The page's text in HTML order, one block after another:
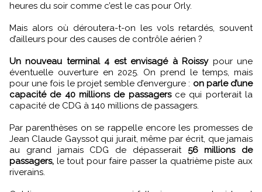
heures du soir comme c’est le cas pour Orly.
Mais alors où déroutera-t-on les vols retardés, souvent
d’ailleurs pour des causes de contrôle aérien ?
Un nouveau terminal 4 est envisagé à Roissy pour une
éventuelle ouverture en 2025. On prend le temps, mais
pour une fois le projet semble d’envergure : on parle d’une
capacité de 40 millions de passagersce qui porterait la
capacité de CDG à 140 millions de passagers.
Par parenthèses on se rappelle encore les promesses de
Jean Claude Gayssot qui jurait, même par écrit, que jamais
au grand jamais CDG de dépasserait 56 millions de
passagers, le tout pour faire passer la quatrième piste aux
riverains.